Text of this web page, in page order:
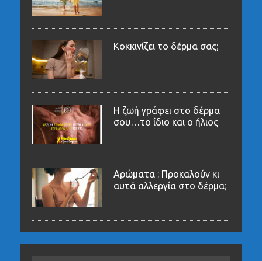
Κοκκινίζει το δέρμα σας;
Η ζωή γράφει στο δέρμα
σου…το ίδιο και ο ήλιος
Αρώματα : Προκαλούν κι
αυτά αλλεργία στο δέρμα;